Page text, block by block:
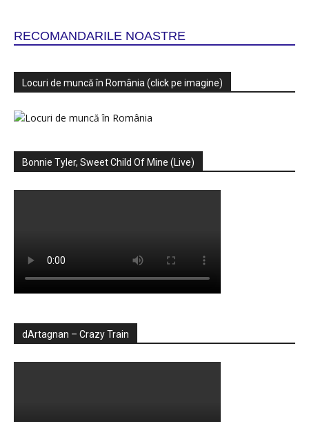
RECOMANDARILE NOASTRE
Locuri de muncă în România (click pe imagine)
Bonnie Tyler, Sweet Child Of Mine (Live)
dArtagnan – Crazy Train